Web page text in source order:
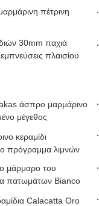
πέτρινη
30mm παχιά
πλαισίου
άσπρο μαρμάρινο
μέγεθος
κεραμίδι
πρόγραμμα λιμνών
μάρμαρο του
πατωμάτων Bianco
Calacatta Oro